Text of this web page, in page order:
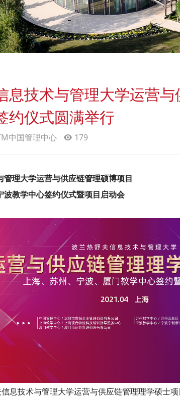
息技术与管理大学运营
约仪式圆满举行
中国管理中心 179
理大学运营与供应链管理硕博项目
波教学中心签约仪式暨项目启动会
息技术与管理大学运营与供应链管理理学硕士